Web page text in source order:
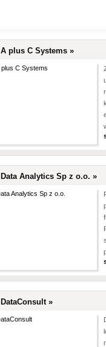
A plus C Systems »
Data Analytics Sp z o.o. »
DataConsult »